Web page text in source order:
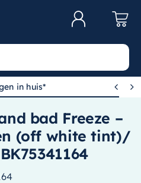
 
bad Freeze –
(off white tint)/